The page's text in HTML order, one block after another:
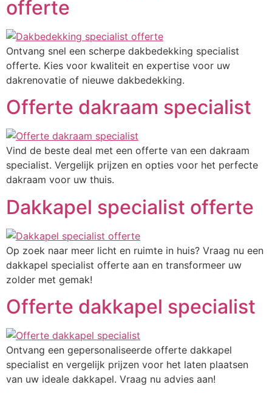
offerte
Ontvang snel een scherpe dakbedekking specialist
offerte. Kies voor kwaliteit en expertise voor uw
dakrenovatie of nieuwe dakbedekking.
Offerte dakraam specialist
Vind de beste deal met een offerte van een dakraam
specialist. Vergelijk prijzen en opties voor het perfecte
dakraam voor uw thuis.
Dakkapel specialist offerte
Op zoek naar meer licht en ruimte in huis? Vraag nu een
dakkapel specialist offerte aan en transformeer uw
zolder met gemak!
Offerte dakkapel specialist
Ontvang een gepersonaliseerde offerte dakkapel
specialist en vergelijk prijzen voor het laten plaatsen
van uw ideale dakkapel. Vraag nu advies aan!